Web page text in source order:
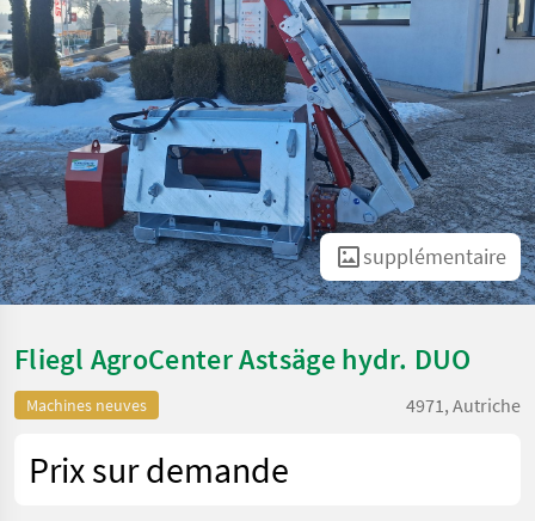
supplémentaire
Fliegl AgroCenter Astsäge hydr. DUO
Machines neuves 4971, Autriche
Prix sur demande